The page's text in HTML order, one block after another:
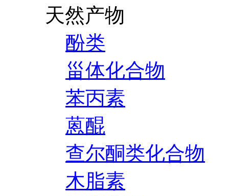
天然产物
酚类
甾体化合物
苯丙素
蒽醌
查尔酮类化合物
木脂素